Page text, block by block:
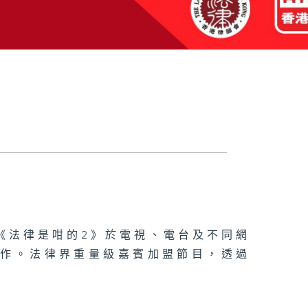
律是咁的2》於電視、電台及不同網
。法律界重量級嘉賓加盟節目，透過